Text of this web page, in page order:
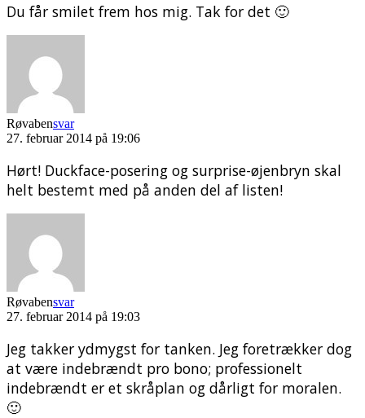
Du får smilet frem hos mig. Tak for det 🙂
Røvabensvar
27. februar 2014 på 19:06
Hørt! Duckface-posering og surprise-øjenbryn skal
helt bestemt med på anden del af listen!
Røvabensvar
27. februar 2014 på 19:03
Jeg takker ydmygst for tanken. Jeg foretrækker dog
at være indebrændt pro bono; professionelt
indebrændt er et skråplan og dårligt for moralen.
🙂